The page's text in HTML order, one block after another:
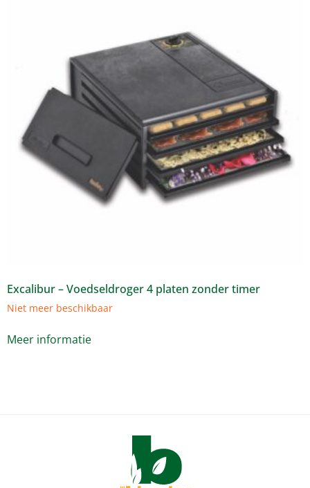
Excalibur – Voedseldroger 4 platen zonder timer
Niet meer beschikbaar
Meer informatie